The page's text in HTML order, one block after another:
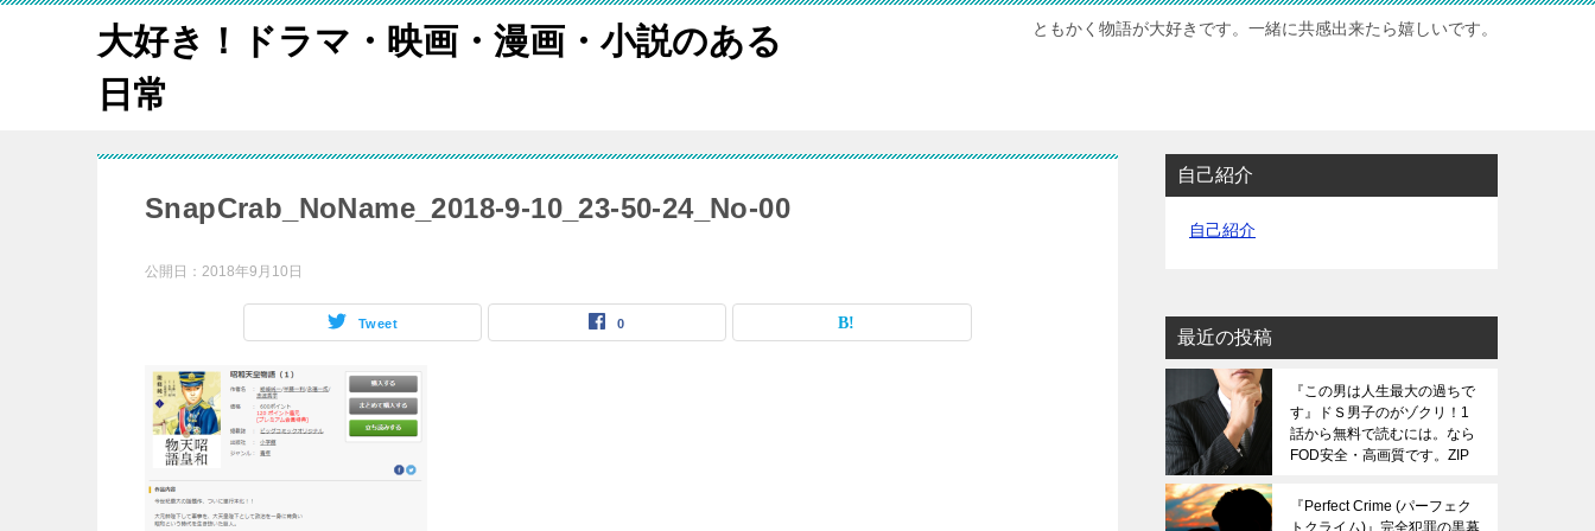
大好き！ドラマ・映画・漫画・小説のある
日常
ともかく物語が大好きです。一緒に共感出来たら嬉しいです。
SnapCrab_NoName_2018-9-10_23-50-24_No-00
公開日： 2018年9月10日
Tweet 0
自己紹介
自己紹介
最近の投稿
『この男は人生最大の過ちで
す』ドＳ男子のがゾクリ！1
話から無料で読むには。なら
FOD安全・高画質です。ZIP
『Perfect Crime (パーフェク
トクライム)』完全犯罪の黒幕